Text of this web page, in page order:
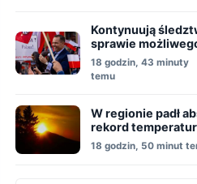
Kontynuują
sprawie
na obecnego
Nawrockiego
18 godzin, 43 minuty
temu
W regionie padł
rekord
18 godzin, 50 minut